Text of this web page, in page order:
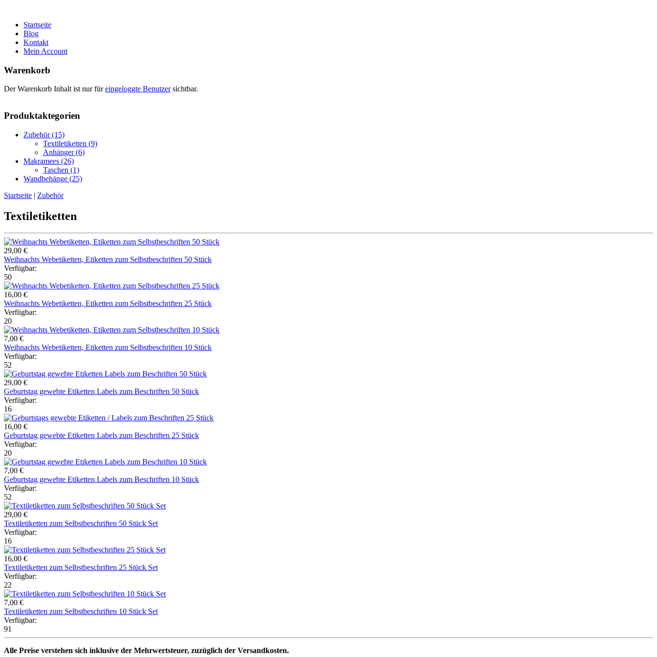
Startseite
Blog
Kontakt
Mein Account
Warenkorb
Der Warenkorb Inhalt ist nur füreingeloggte Benutzersichtbar.
Produktaktegorien
Zubehör (15)
Textiletiketten (9)
Anhänger (6)
Makramees (26)
Taschen (1)
Wandbehänge (25)
Startseite | Zubehör
Textiletiketten
29,00 €
Weihnachts Webetiketten, Etiketten zum Selbstbeschriften 50 Stück
Verfügbar:
50
16,00 €
Weihnachts Webetiketten, Etiketten zum Selbstbeschriften 25 Stück
Verfügbar:
20
7,00 €
Weihnachts Webetiketten, Etiketten zum Selbstbeschriften 10 Stück
Verfügbar:
52
29,00 €
Geburtstag gewebte Etiketten Labels zum Beschriften 50 Stück
Verfügbar:
16
16,00 €
Geburtstag gewebte Etiketten Labels zum Beschriften 25 Stück
Verfügbar:
20
7,00 €
Geburtstag gewebte Etiketten Labels zum Beschriften 10 Stück
Verfügbar:
52
29,00 €
Textiletiketten zum Selbstbeschriften 50 Stück Set
Verfügbar:
16
16,00 €
Textiletiketten zum Selbstbeschriften 25 Stück Set
Verfügbar:
22
7,00 €
Textiletiketten zum Selbstbeschriften 10 Stück Set
Verfügbar:
91
Alle Preise verstehen sich inklusive der Mehrwertsteuer, zuzüglich der Versandkosten.